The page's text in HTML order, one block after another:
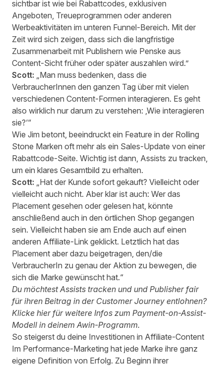
sichtbar ist wie bei Rabattcodes, exklusiven
Angeboten, Treueprogrammen oder anderen
Werbeaktivitäten im unteren Funnel-Bereich. Mit der
Zeit wird sich zeigen, dass sich die langfristige
Zusammenarbeit mit Publishern wie Penske aus
Content-Sicht früher oder später auszahlen wird.”
Scott: „Man muss bedenken, dass die
VerbraucherInnen den ganzen Tag über mit vielen
verschiedenen Content-Formen interagieren. Es geht
also wirklich nur darum zu verstehen: ‚Wie interagieren
sie?‘“
Wie Jim betont, beeindruckt ein Feature in der Rolling
Stone Marken oft mehr als ein Sales-Update von einer
Rabattcode-Seite. Wichtig ist dann, Assists zu tracken,
um ein klares Gesamtbild zu erhalten.
Scott: „Hat der Kunde sofort gekauft? Vielleicht oder
vielleicht auch nicht. Aber klar ist auch: Wer das
Placement gesehen oder gelesen hat, könnte
anschließend auch in den örtlichen Shop gegangen
sein. Vielleicht haben sie am Ende auch auf einen
anderen Affiliate-Link geklickt. Letztlich hat das
Placement aber dazu beigetragen, den/die
VerbraucherIn zu genau der Aktion zu bewegen, die
sich die Marke gewünscht hat.“
Du möchtest Assists tracken und und Publisher fair
für ihren Beitrag in der Customer Journey entlohnen?
Klicke hierfür weitere Infos zum Payment-on-Assist-
Modell in deinem Awin-Programm.
So steigerst du deine Investitionen in Affiliate-Content
Im Performance-Marketing hat jede Marke ihre ganz
eigene Definition von Erfolg. Zu Beginn ihrer